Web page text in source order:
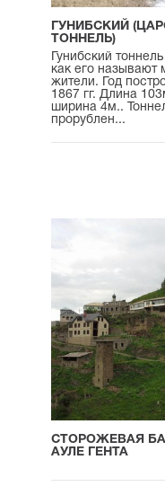
ГУНИБСКИЙ
ТОННЕЛЬ)
Гунибский
как его называют
жители. Год
1867 гг. Длина
ширина 4м..
прорублен...
СТОРОЖЕВАЯ
АУЛЕ ГЕНТА